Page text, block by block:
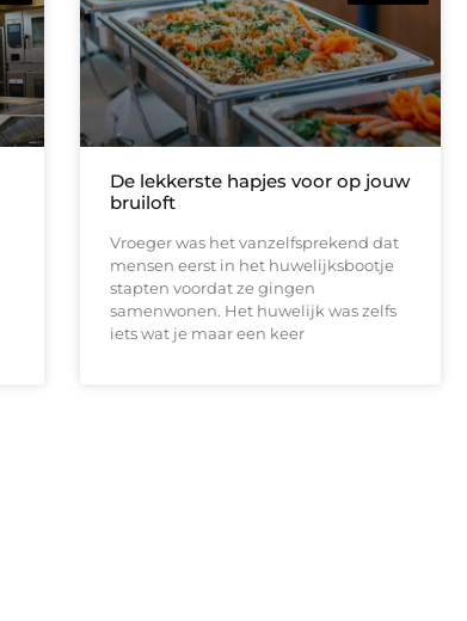
De lekkerste hapjes voor op jouw
bruiloft
Vroeger was het vanzelfsprekend dat
mensen eerst in het huwelijksbootje
stapten voordat ze gingen
samenwonen. Het huwelijk was zelfs
iets wat je maar een keer